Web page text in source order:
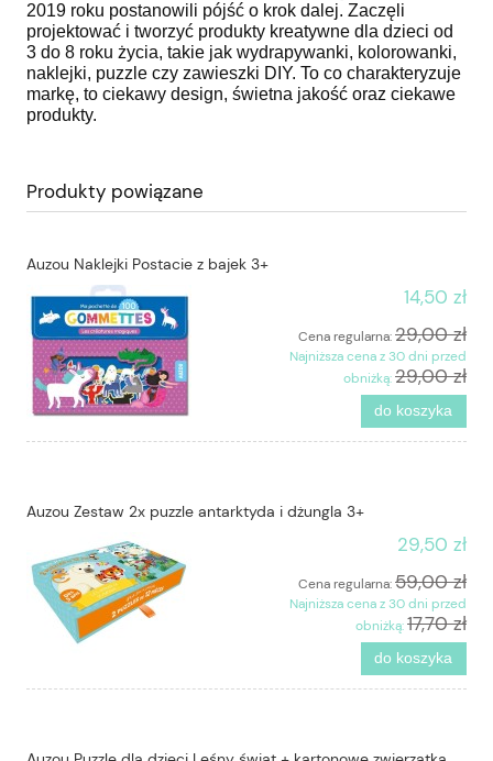
2019 roku postanowili pójść o krok dalej. Zaczęli
projektować i tworzyć produkty kreatywne dla dzieci od
3 do 8 roku życia, takie jak wydrapywanki, kolorowanki,
naklejki, puzzle czy zawieszki DIY. To co charakteryzuje
markę, to ciekawy design, świetna jakość oraz ciekawe
produkty.
Produkty powiązane
Auzou Naklejki Postacie z bajek 3+
14,50 zł
Cena regularna:29,00 zł
Najniższa cena z 30 dni przed
obniżką:29,00 zł
do koszyka
Auzou Zestaw 2x puzzle antarktyda i dżungla 3+
29,50 zł
Cena regularna:59,00 zł
Najniższa cena z 30 dni przed
obniżką:17,70 zł
do koszyka